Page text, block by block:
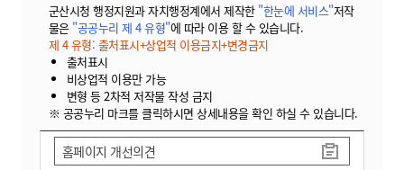
군산시청 행정지원과 자치행정계에서 제작한 "한눈에 서비스"저작
물은 "공공누리 제 4 유형"에 따라 이용 할 수 있습니다.
제 4 유형: 출처표시+상업적 이용금지+변경금지
출처표시
비상업적 이용만 가능
변형 등 2차적 저작물 작성 금지
※ 공공누리 마크를 클릭하시면 상세내용을 확인 하실 수 있습니다.
홈페이지 개선의견